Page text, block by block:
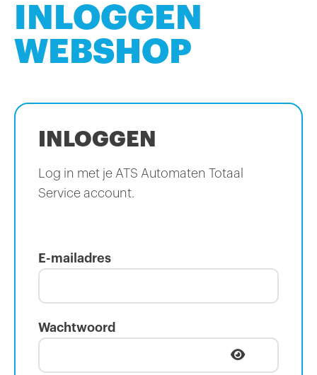
INLOGGEN
WEBSHOP
INLOGGEN
Log in met je ATS Automaten Totaal
Service account.
E-mailadres
Wachtwoord